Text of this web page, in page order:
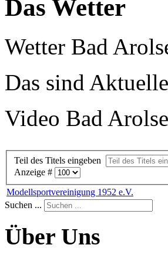
Das Wetter
Wetter Bad
Das sind
Video Bad
Teil des Titels eingeben
Anzeige #
Modellsportvereinigung 1952 e.V.
Suchen ...
Über Uns